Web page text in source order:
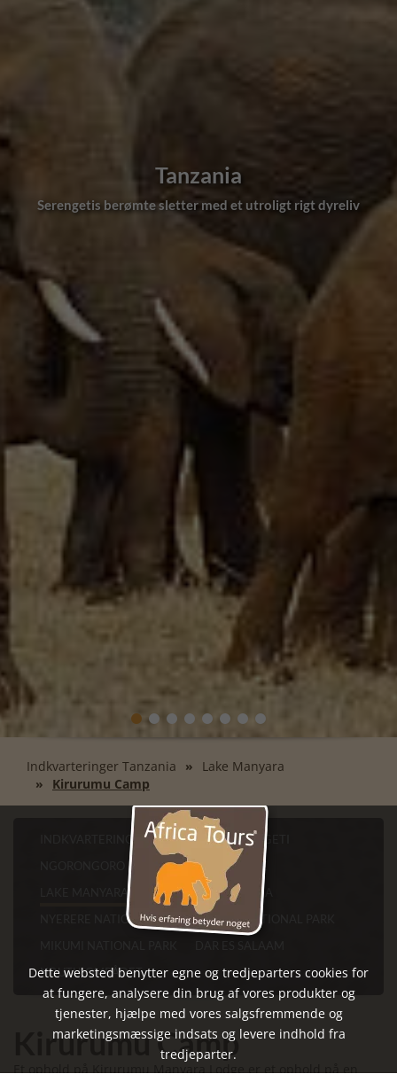
Tanzania
Serengetis berømte sletter med et utroligt rigt dyreliv
Indkvarteringer Tanzania
Lake Manyara
Kirurumu Camp
INDKVARTERINGER TANZANIA
SERENGETI
NGORONGORO KRATERET
TARANGIRE
LAKE MANYARA
LAKE EYASI
ARUSHA
NYERERE NATIONAL PARK
RUAHA NATIONAL PARK
NDUTU-OMRÅDET
Kirurumu Camp
Dette websted benytter egne og tredjeparters cookies for
at fungere, analysere din brug af vores produkter og
tjenester, hjælpe med vores salgsfremmende og
marketingsmæssige indsats og levere indhold fra
tredjeparter.